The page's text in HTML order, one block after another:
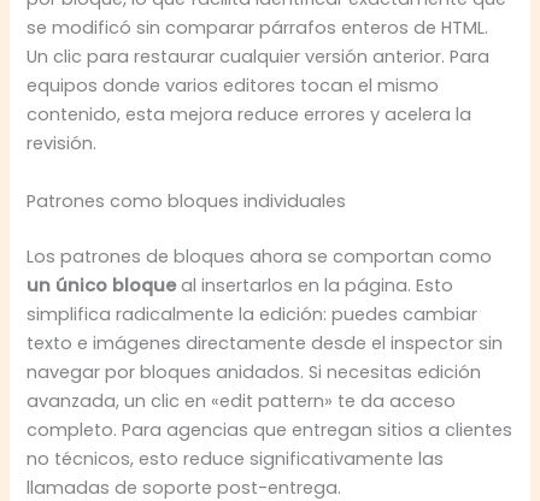
se modificó sin comparar párrafos enteros de HTML.
Un clic para restaurar cualquier versión anterior. Para
equipos donde varios editores tocan el mismo
contenido, esta mejora reduce errores y acelera la
revisión.
Patrones como bloques individuales
Los patrones de bloques ahora se comportan como
un único bloqueal insertarlos en la página. Esto
simplifica radicalmente la edición: puedes cambiar
texto e imágenes directamente desde el inspector sin
navegar por bloques anidados. Si necesitas edición
avanzada, un clic en «edit pattern» te da acceso
completo. Para agencias que entregan sitios a clientes
no técnicos, esto reduce significativamente las
llamadas de soporte post-entrega.